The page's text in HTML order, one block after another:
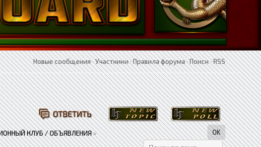
Новые сообщения·Участники·Правила форума·Поиск·RSS
КЛУБ / ОБЪЯВЛЕНИЯ»